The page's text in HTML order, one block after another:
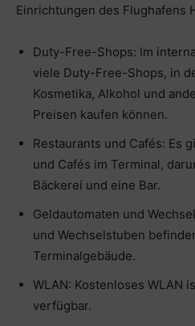
Einrichtungen des Flughafens
Duty-Free-Shops: Im
viele Duty-Free-Shops, in
Kosmetika, Alkohol und
Preisen kaufen können.
Restaurants und Cafés: Es
und Cafés im Terminal,
Bäckerei und eine Bar.
Geldautomaten und
und Wechselstuben
Terminalgebäude.
WLAN: Kostenloses WLAN
verfügbar.